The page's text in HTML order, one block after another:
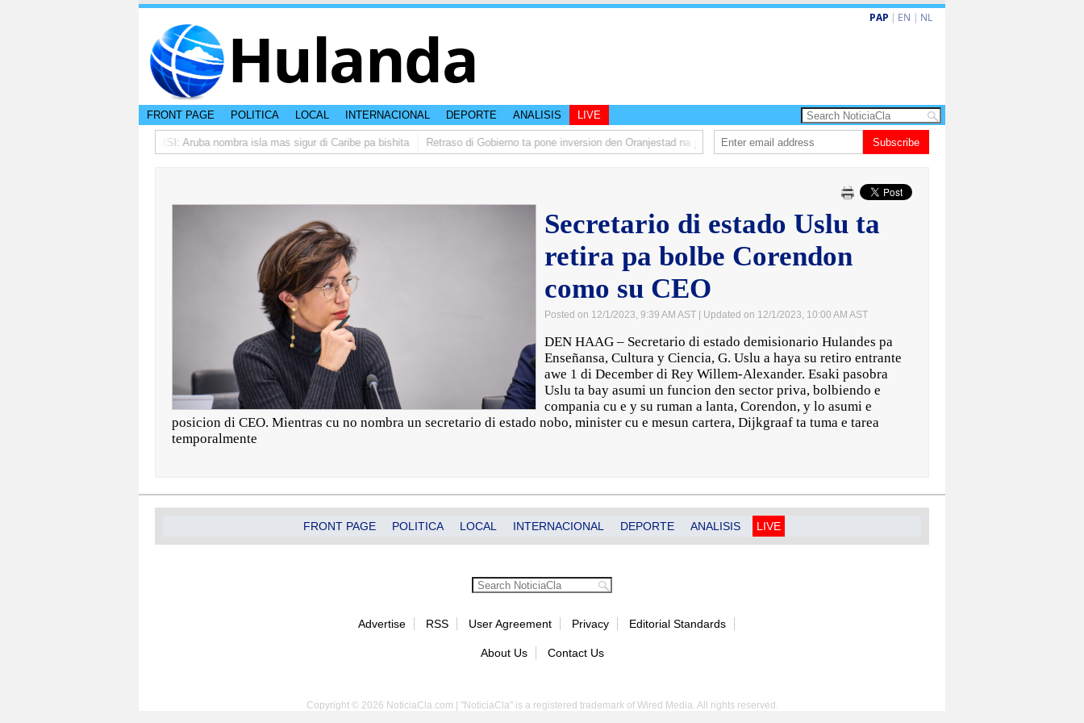
Hulanda PAP | EN | NL
FRONT PAGE POLITICA LOCAL INTERNACIONAL DEPORTE ANALISIS LIVE
CISI: Aruba nombra isla mas sigur di Caribe pa bishita Retraso di Gobierno ta pone inversion den Oranjestad na peliger Abelardo de la Espriella a huramenta como presidente di Colombia
Subscribe
Secretario di estado Uslu ta
retira pa bolbe Corendon
como su CEO
Posted on 12/1/2023, 9:39 AM AST | Updated on 12/1/2023, 10:00 AM AST
DEN HAAG – Secretario di estado demisionario Hulandes pa
Enseñansa, Cultura y Ciencia, G. Uslu a haya su retiro entrante
awe 1 di December di Rey Willem-Alexander. Esaki pasobra
Uslu ta bay asumi un funcion den sector priva, bolbiendo e
compania cu e y su ruman a lanta, Corendon, y lo asumi e
posicion di CEO. Mientras cu no nombra un secretario di estado nobo, minister cu e mesun cartera, Dijkgraaf ta tuma e tarea
temporalmente
FRONT PAGE POLITICA LOCAL INTERNACIONAL DEPORTE ANALISIS LIVE
Advertise RSS User Agreement Privacy Editorial Standards
About Us Contact Us
Copyright © 2026 NoticiaCla.com | "NoticiaCla" is a registered trademark of Wired Media. All rights reserved.